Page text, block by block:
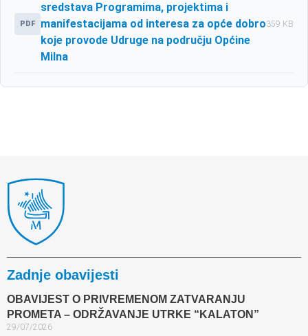
PDF
sredstava Programima, projektima i
manifestacijama od interesa za opće dobro
koje provode Udruge na području Općine
Milna
359 KB
Zadnje obavijesti
OBAVIJEST O PRIVREMENOM ZATVARANJU
PROMETA – ODRŽAVANJE UTRKE “KALATON”
29/07/2026